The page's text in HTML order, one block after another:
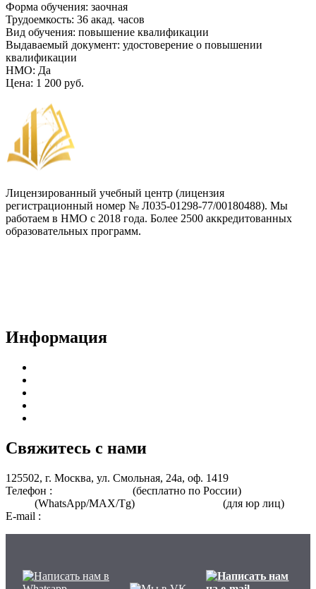
Форма обучения: заочная
Трудоемкость: 36 акад. часов
Вид обучения: повышение квалификации
Выдаваемый документ: удостоверение о повышении
квалификации
НМО: Да
Цена: 1 200 руб.
Лицензированный учебный центр (лицензия
регистрационный номер № Л035-01298-77/00180488). Мы
работаем в НМО с 2018 года. Более 2500 аккредитованных
образовательных программ.
Информация
Свяжитесь с нами
125502, г. Москва, ул. Смольная, 24а, оф. 1419
Телефон :
(бесплатно по России)
(WhatsApp/MAX/Tg)
(для юр лиц)
E-mail :